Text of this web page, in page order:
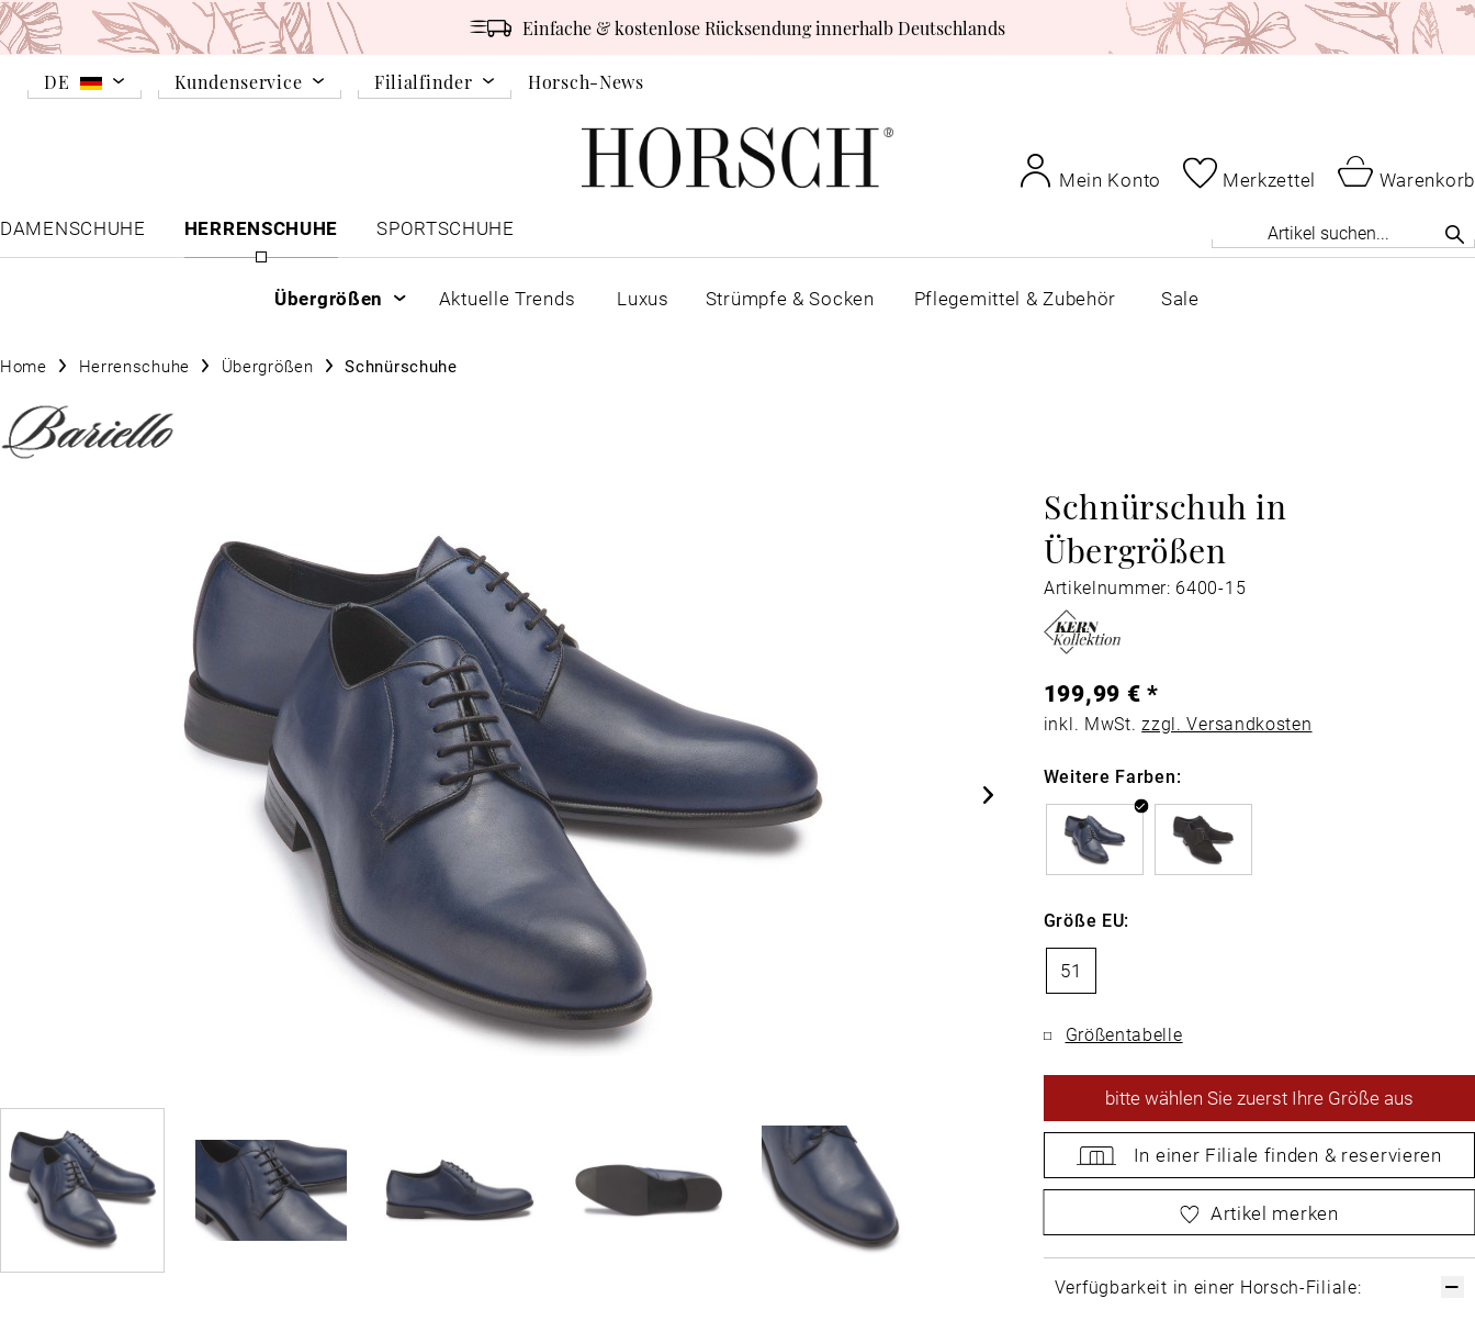
Einfache & kostenlose Rücksendung innerhalb Deutschlands
DE Kundenservice Filialfinder Horsch-News
Mein Konto Merkzettel
Warenkorb
DAMENSCHUHE
HERRENSCHUHE SPORTSCHUHE
Übergrößen Aktuelle Trends Luxus Strümpfe & Socken Pflegemittel & Zubehör Sale
Home Herrenschuhe Übergrößen Schnürschuhe
Schnürschuh in
Übergrößen
Artikelnummer: 6400-15
199,99 € *
inkl. MwSt.zzgl. Versandkosten
Weitere Farben:
Größe EU:
51
Größentabelle
bittewählen Sie zuerst Ihre Größe aus
In einer Filiale finden & reservieren
wählen Sie zuerst Ihre Größe aus
Artikel merken
Verfügbarkeit in einer Horsch-Filiale: